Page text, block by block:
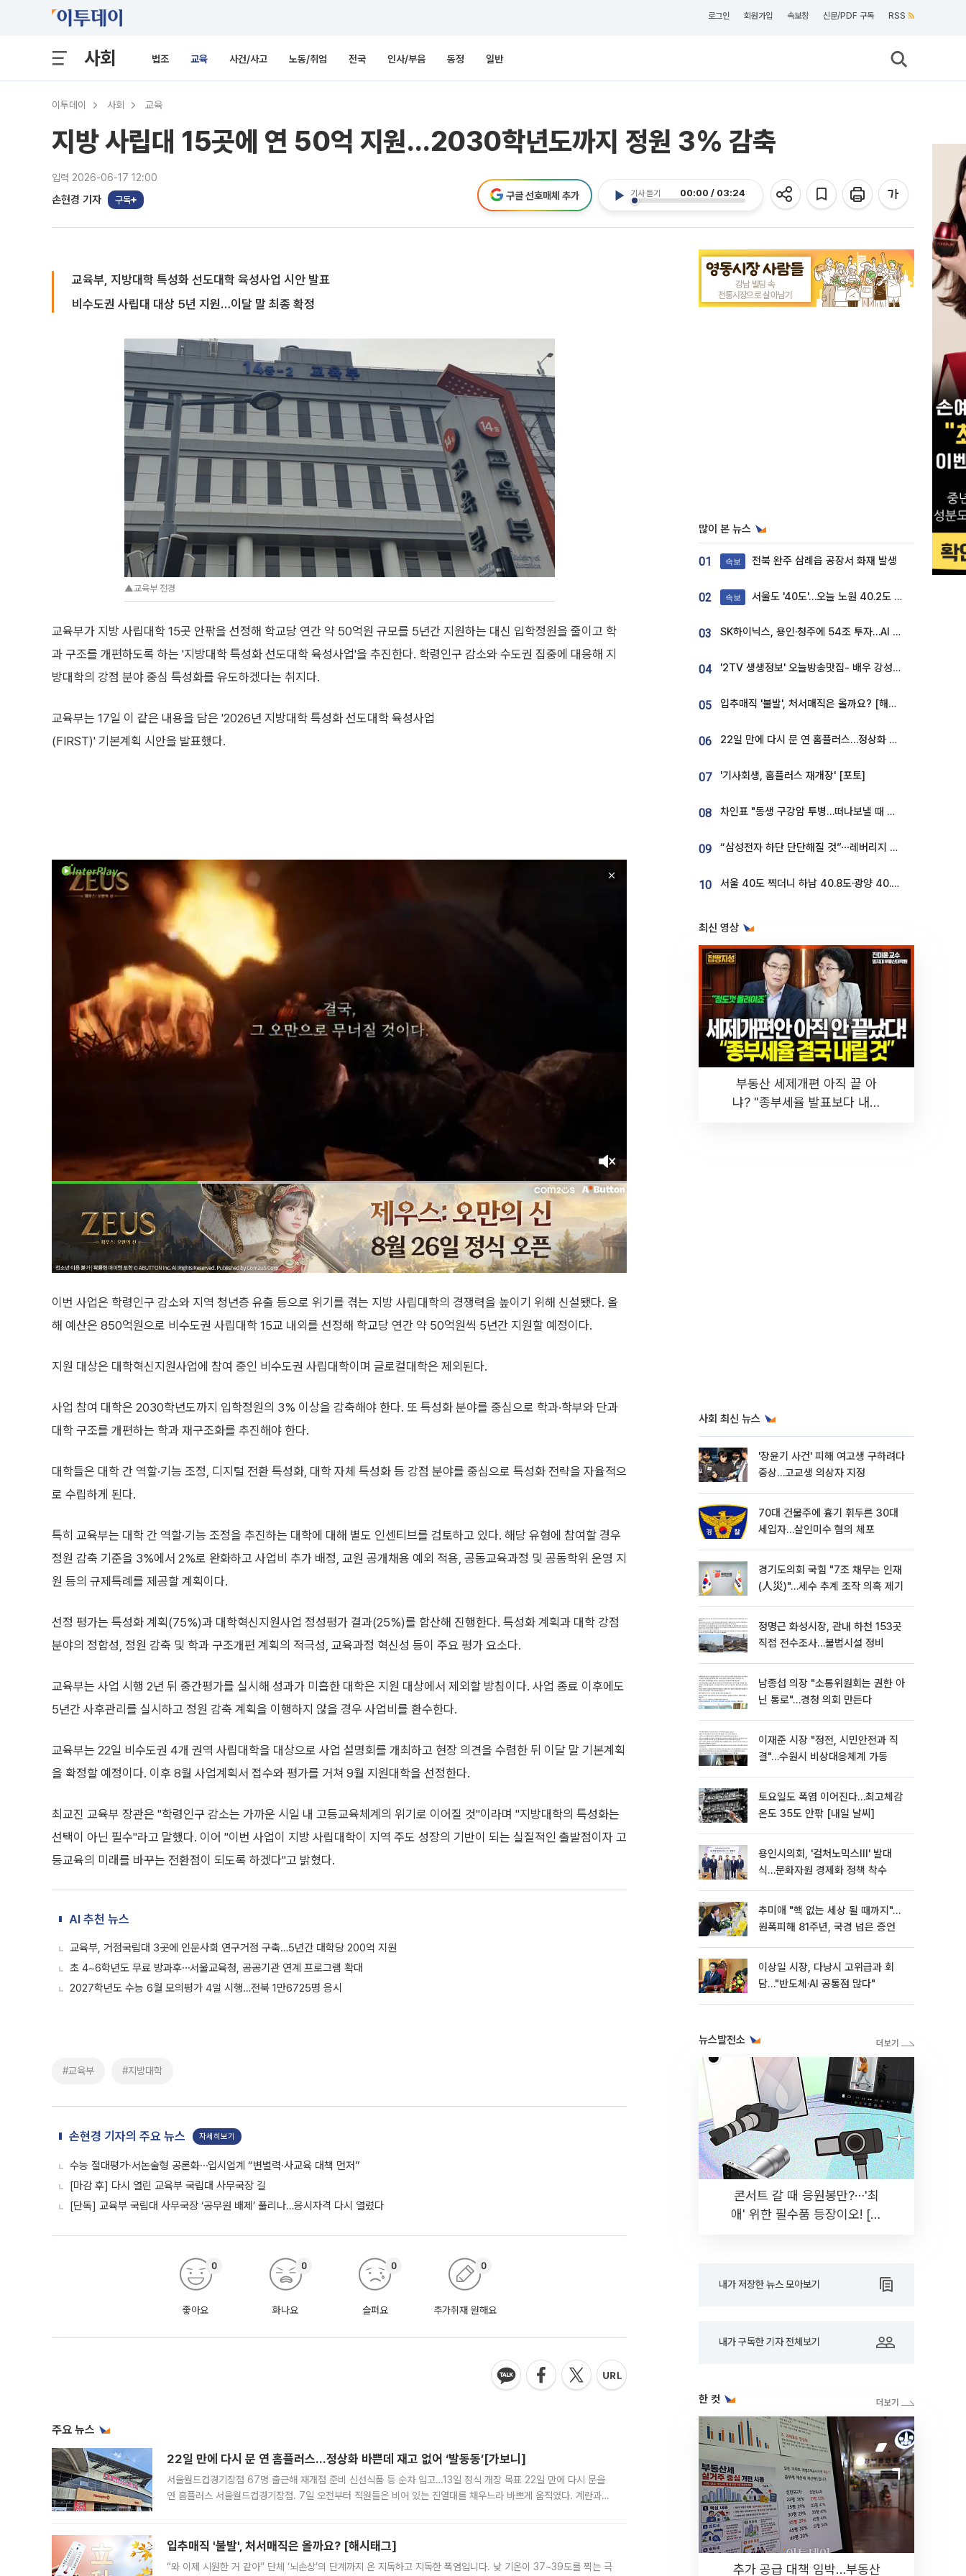
로그인 회원가입 속보창 신문/PDF 구독 RSS
사회 법조 교육 사건/사고 노동/취업 전국 인사/부음 동정 일반
이투데이 사회 교육
지방 사립대 15곳에 연 50억 지원…2030학년도까지 정원 3% 감축
입력 2026-06-17 12:00
손현경 기자 구독
기사 듣기 00:00 / 03:24
구글 선호매체 추가
교육부, 지방대학 특성화 선도대학 육성사업 시안 발표
비수도권 사립대 대상 5년 지원…이달 말 최종 확정
▲교육부 전경
교육부가 지방 사립대학 15곳 안팎을 선정해 학교당 연간 약 50억원 규모를 5년간 지원하는 대신 입학정원을 줄이고 학
과 구조를 개편하도록 하는 '지방대학 특성화 선도대학 육성사업'을 추진한다. 학령인구 감소와 수도권 집중에 대응해 지
방대학의 강점 분야 중심 특성화를 유도하겠다는 취지다.
교육부는 17일 이 같은 내용을 담은 '2026년 지방대학 특성화 선도대학 육성사업
(FIRST)' 기본계획 시안을 발표했다.
이번 사업은 학령인구 감소와 지역 청년층 유출 등으로 위기를 겪는 지방 사립대학의 경쟁력을 높이기 위해 신설됐다. 올
해 예산은 850억원으로 비수도권 사립대학 15교 내외를 선정해 학교당 연간 약 50억원씩 5년간 지원할 예정이다.
지원 대상은 대학혁신지원사업에 참여 중인 비수도권 사립대학이며 글로컬대학은 제외된다.
사업 참여 대학은 2030학년도까지 입학정원의 3% 이상을 감축해야 한다. 또 특성화 분야를 중심으로 학과·학부와 단과
대학 구조를 개편하는 학과 재구조화를 추진해야 한다.
대학들은 대학 간 역할·기능 조정, 디지털 전환 특성화, 대학 자체 특성화 등 강점 분야를 중심으로 특성화 전략을 자율적으
로 수립하게 된다.
특히 교육부는 대학 간 역할·기능 조정을 추진하는 대학에 대해 별도 인센티브를 검토하고 있다. 해당 유형에 참여할 경우
정원 감축 기준을 3%에서 2%로 완화하고 사업비 추가 배정, 교원 공개채용 예외 적용, 공동교육과정 및 공동학위 운영 지
원 등의 규제특례를 제공할 계획이다.
선정 평가는 특성화 계획(75%)과 대학혁신지원사업 정성평가 결과(25%)를 합산해 진행한다. 특성화 계획과 대학 강점
분야의 정합성, 정원 감축 및 학과 구조개편 계획의 적극성, 교육과정 혁신성 등이 주요 평가 요소다.
교육부는 사업 시행 2년 뒤 중간평가를 실시해 성과가 미흡한 대학은 지원 대상에서 제외할 방침이다. 사업 종료 이후에도
5년간 사후관리를 실시하고 정원 감축 계획을 이행하지 않을 경우 사업비를 환수한다.
교육부는 22일 비수도권 4개 권역 사립대학을 대상으로 사업 설명회를 개최하고 현장 의견을 수렴한 뒤 이달 말 기본계획
을 확정할 예정이다. 이후 8월 사업계획서 접수와 평가를 거쳐 9월 지원대학을 선정한다.
최교진 교육부 장관은 "학령인구 감소는 가까운 시일 내 고등교육체계의 위기로 이어질 것"이라며 "지방대학의 특성화는
선택이 아닌 필수"라고 말했다. 이어 "이번 사업이 지방 사립대학이 지역 주도 성장의 기반이 되는 실질적인 출발점이자 고
등교육의 미래를 바꾸는 전환점이 되도록 하겠다"고 밝혔다.
AI 추천 뉴스
교육부, 거점국립대 3곳에 인문사회 연구거점 구축…5년간 대학당 200억 지원
초 4~6학년도 무료 방과후⋯서울교육청, 공공기관 연계 프로그램 확대
2027학년도 수능 6월 모의평가 4일 시행…전북 1만6725명 응시
#교육부 #지방대학
손현경 기자의 주요 뉴스 자세히보기
수능 절대평가·서논술형 공론화⋯입시업계 “변별력·사교육 대책 먼저”
[마감 후] 다시 열린 교육부 국립대 사무국장 길
[단독] 교육부 국립대 사무국장 ‘공무원 배제’ 풀리나…응시자격 다시 열렸다
좋아요
0
화나요
0
슬퍼요
0
추가취재 원해요
0
주요 뉴스
22일 만에 다시 문 연 홈플러스…정상화 바쁜데 재고 없어 ‘발동동’[가보니]
서울월드컵경기장점 67명 출근해 재개점 준비 신선식품 등 순차 입고…13일 정식 개장 목표 22일 만에 다시 문을
연 홈플러스 서울월드컵경기장점. 7일 오전부터 직원들은 비어 있는 진열대를 채우느라 바쁘게 움직였다. 계란과
입추매직 '불발', 처서매직은 올까요? [해시태그]
“와 이제 시원한 거 같아” 단체 ‘뇌손상’의 단계까지 온 지독하고 지독한 폭염입니다. 낮 기온이 37~39도를 찍는 극
많이 본 뉴스
01 속보 전북 완주 삼례읍 공장서 화재 발생
02 속보 서울도 '40도'…오늘 노원 40.2도 기록
03 SK하이닉스, 용인·청주에 54조 투자…AI 메모리 생산기지 키운다
04 '2TV 생생정보' 오늘방송맛집- 배우 강성진 단골! 쌀국수ㆍ푸팟퐁 커리 맛집 '블○○○'
05 입추매직 '불발', 처서매직은 올까요? [해시태그]
06 22일 만에 다시 문 연 홈플러스…정상화 바쁜데 재고 없어 ‘발동동’[가보니]
07 '기사회생, 홈플러스 재개장' [포토]
08 차인표 "동생 구강암 투병…떠나보낼 때 가장 힘들었다”
09 “삼성전자 하단 단단해질 것”⋯레버리지 규제에 쏠림 완화 [찐코노미]
10 서울 40도 찍더니 하남 40.8도·광양 40.2도…전국 '펄펄'
최신 영상
부동산 세제개편 아직 끝 아
냐? "종부세율 발표보다 내릴
사회 최신 뉴스
'장윤기 사건' 피해 여고생 구하려다
중상…고교생 의상자 지정
70대 건물주에 흉기 휘두른 30대
세입자…살인미수 혐의 체포
경기도의회 국힘 "7조 채무는 인재
(人災)"…세수 추계 조작 의혹 제기
정명근 화성시장, 관내 하천 153곳
직접 전수조사…불법시설 정비
남종섭 의장 "소통위원회는 권한 아
닌 통로"…경청 의회 만든다
이재준 시장 "정전, 시민안전과 직
결"…수원시 비상대응체계 가동
토요일도 폭염 이어진다…최고체감
온도 35도 안팎 [내일 날씨]
용인시의회, '컬처노믹스Ⅲ' 발대
식…문화자원 경제화 정책 착수
추미애 "핵 없는 세상 될 때까지"…
원폭피해 81주년, 국경 넘은 증언
이상일 시장, 다낭시 고위급과 회
담…"반도체·AI 공통점 많다"
뉴스발전소
콘서트 갈 때 응원봉만?⋯'최
애' 위한 필수품 등장이오! [솔
내가 저장한 뉴스 모아보기
내가 구독한 기자 전체보기
한 컷
추가 공급 대책 임박…부동산